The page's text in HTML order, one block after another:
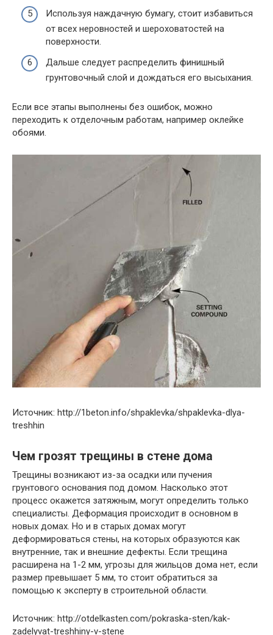
Используя наждачную бумагу, стоит избавиться
от всех неровностей и шероховатостей на
поверхности.
Дальше следует распределить финишный
грунтовочный слой и дождаться его высыхания.
Если все этапы выполнены без ошибок, можно
переходить к отделочным работам, например оклейке
обоями.
Источник: http://1beton.info/shpaklevka/shpaklevka-dlya-
treshhin
Чем грозят трещины в стене дома
Трещины возникают из-за осадки или пучения
грунтового основания под домом. Насколько этот
процесс окажется затяжным, могут определить только
специалисты. Деформация происходит в основном в
новых домах. Но и в старых домах могут
деформироваться стены, на которых образуются как
внутренние, так и внешние дефекты. Если трещина
расширена на 1-2 мм, угрозы для жильцов дома нет, если
размер превышает 5 мм, то стоит обратиться за
помощью к эксперту в строительной области.
Источник: http://otdelkasten.com/pokraska-sten/kak-
zadelyvat-treshhiny-v-stene